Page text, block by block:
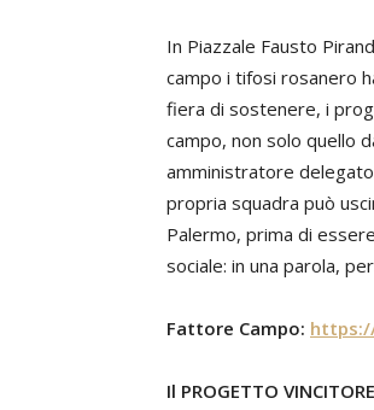
In Piazzale Fausto
campo i tifosi rosanero
fiera di sostenere, i
campo, non solo quello
amministratore
propria squadra può
Palermo, prima di
sociale: in una parola,
Fattore Campo:
Il PROGETTO